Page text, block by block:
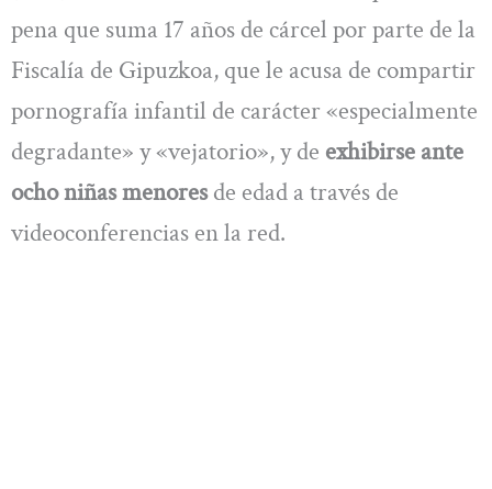
pena que suma 17 años de cárcel por parte de la
Fiscalía de Gipuzkoa, que le acusa de compartir
pornografía infantil de carácter «especialmente
degradante» y «vejatorio», y de exhibirse ante
ocho niñas menoresde edad a través de
videoconferencias en la red.